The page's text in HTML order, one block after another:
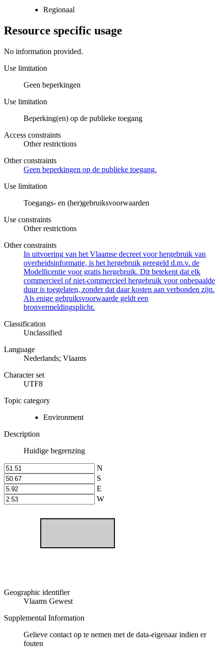
Regionaal
Resource specific usage
No information provided.
Use limitation
Geen beperkingen
Use limitation
Beperking(en) op de publieke toegang
Access constraints
Other restrictions
Other constraints
Geen beperkingen op de publieke toegang.
Use limitation
Toegangs- en (her)gebruiksvoorwaarden
Use constraints
Other restrictions
Other constraints
In uitvoering van het Vlaamse decreet voor hergebruik van
overheidsinformatie, is het hergebruik geregeld d.m.v. de
Modellicentie voor gratis hergebruik. Dit betekent dat elk
commercieel of niet-commercieel hergebruik voor onbepaalde
duur is toegelaten, zonder dat daar kosten aan verbonden zijn.
Als enige gebruiksvoorwaarde geldt een
bronvermeldingsplicht.
Classification
Unclassified
Language
Nederlands; Vlaams
Character set
UTF8
Topic category
Environment
Description
Huidige begrenzing
N
S
E
W
Geographic identifier
Vlaams Gewest
Supplemental Information
Gelieve contact op te nemen met de data-eigenaar indien er
fouten